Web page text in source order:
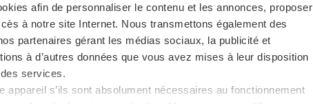
afin de personnaliser le contenu et les annonces, proposer
à notre site Internet. Nous transmettons également des
partenaires gérant les médias sociaux, la publicité et
à d’autres données que vous avez mises à leur disposition
services.
s’ils sont absolument nécessaires au fonctionnement